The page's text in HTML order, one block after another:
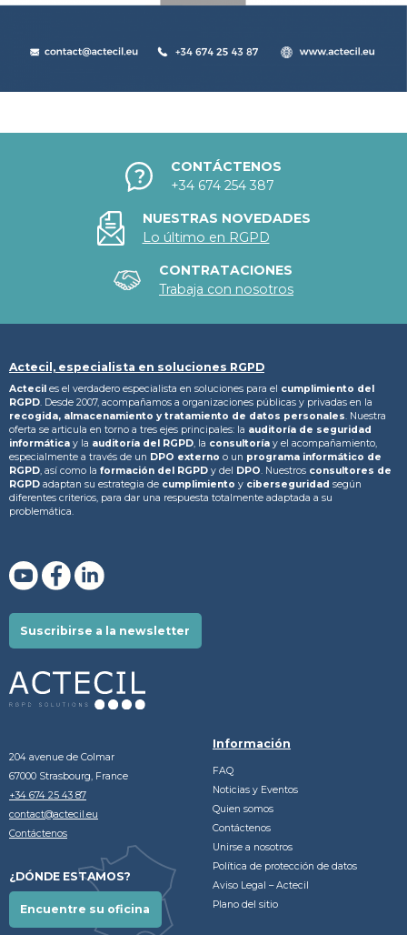
CONTÁCTENOS
+34 674 254 387
NUESTRAS NOVEDADES
Lo último en RGPD
CONTRATACIONES
Trabaja con nosotros
Actecil, especialista en soluciones RGPD
Actecil es el verdadero especialista en soluciones para el cumplimiento del
RGPD. Desde 2007, acompañamos a organizaciones públicas y privadas en la
recogida, almacenamiento y tratamiento de datos personales. Nuestra
oferta se articula en torno a tres ejes principales: la auditoría de seguridad
informática y la auditoría del RGPD, la consultoría y el acompañamiento,
especialmente a través de un DPO externo o un programa informático de
RGPD, así como la formación del RGPD y del DPO. Nuestros consultores de
RGPD adaptan su estrategia de cumplimiento y ciberseguridad según
diferentes criterios, para dar una respuesta totalmente adaptada a su
problemática.
Suscribirse a la newsletter
204 avenue de Colmar
67000 Strasbourg, France
+34 674 25 43 87
contact@actecil.eu
Contáctenos
¿DÓNDE ESTAMOS?
Encuentre su oficina
Información
FAQ
Noticias y Eventos
Quien somos
Contáctenos
Unirse a nosotros
Política de protección de datos
Aviso Legal – Actecil
Plano del sitio